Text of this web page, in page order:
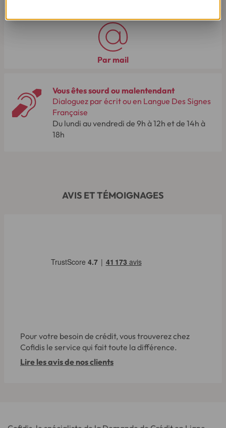
Par mail
Vous êtes sourd ou malentendant
Dialoguez par écrit ou en Langue Des Signes
Française
Du lundi au vendredi de 9h à 12h et de 14h à
18h
AVIS ET TÉMOIGNAGES
Pour votre besoin de crédit, vous trouverez chez
Cofidis le service qui fait toute la différence.
Lire les avis de nos clients